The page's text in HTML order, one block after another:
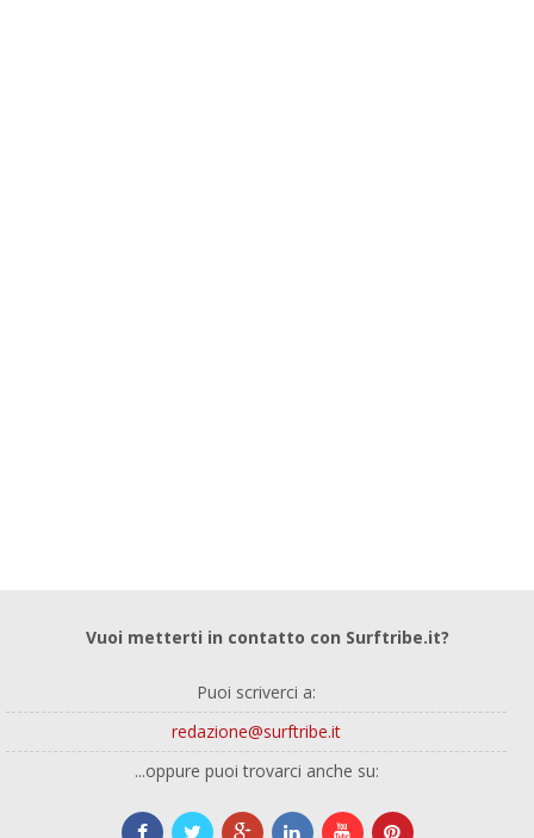
Vuoi metterti in contatto con Surftribe.it?
Puoi scriverci a:
redazione@surftribe.it
...oppure puoi trovarci anche su: